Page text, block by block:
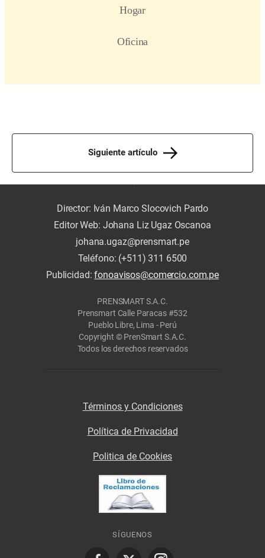
Siguiente artículo
Director: Iván Marco Slocovich Pardo
Editor Web: Johana Liz Ugaz Oscanoa
johana.ugaz@prensmart.pe
Teléfono: (+511) 311 6500
Publicidad:fonoavisos@comercio.com.pe
PRENSMART S.A.C.
Prensmart Calle Paracas #532
Pueblo Libre, Lima - Perú
Copyright © PrenSmart S.A.C.
Todos los derechos reservados
Términos y Condiciones
Política de Privacidad
Politica de Cookies
SÍGUENOS